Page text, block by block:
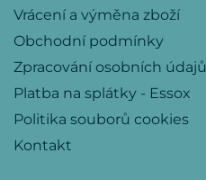
Vrácení a výměna zboží
Obchodní podmínky
Zpracování osobních údajů
Platba na splátky - Essox
Politika souborů cookies
Kontakt